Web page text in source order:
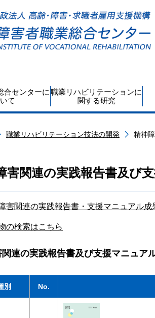
合センターに
て
職業リハビリテーションに
関する研究
職業リハビリテーション技法の開発 精神
害関連の実践報告書及び
害関連の実践報告書・支援マニュアル成
の検索はこちら
連の実践報告書及び支援マニュア
別 No.